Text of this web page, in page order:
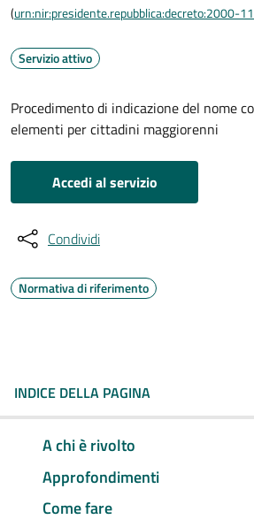
(urn:nir:presidente.repubblica:decreto:2000-
Servizio attivo
Procedimento di indicazione del nome
elementi per cittadini maggiorenni
Accedi al servizio
Condividi
Normativa di riferimento
INDICE DELLA PAGINA
A chi è rivolto
Approfondimenti
Come fare